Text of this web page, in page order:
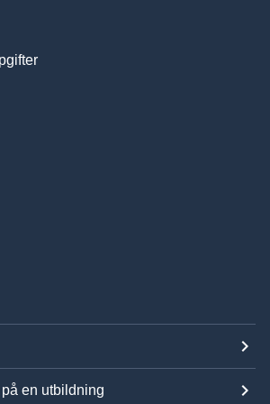
en utbildning